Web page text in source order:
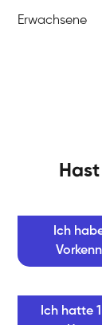
Erwachsene
Ich
Ich hatte